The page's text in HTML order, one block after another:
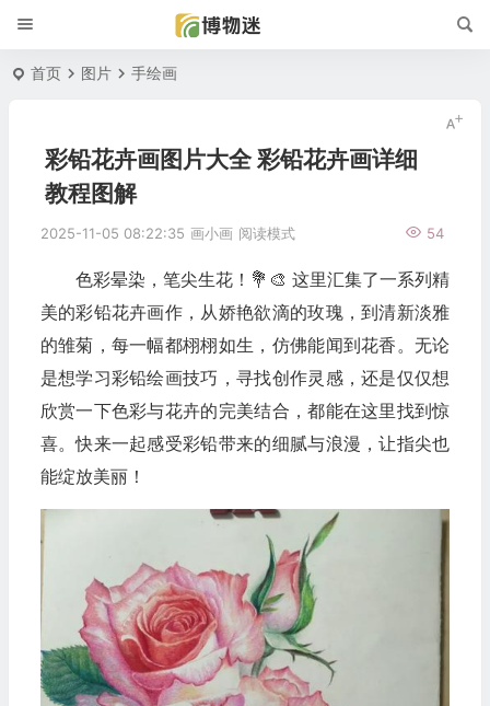
首页 图片 手绘画
彩铅花卉画图片大全 彩铅花卉画详细
教程图解
2025-11-05 08:22:35 画小画 54
阅读模式
色彩晕染，笔尖生花！💐🎨 这里汇集了一系列精
美的彩铅花卉画作，从娇艳欲滴的玫瑰，到清新淡雅
的雏菊，每一幅都栩栩如生，仿佛能闻到花香。无论
是想学习彩铅绘画技巧，寻找创作灵感，还是仅仅想
欣赏一下色彩与花卉的完美结合，都能在这里找到惊
喜。快来一起感受彩铅带来的细腻与浪漫，让指尖也
能绽放美丽！